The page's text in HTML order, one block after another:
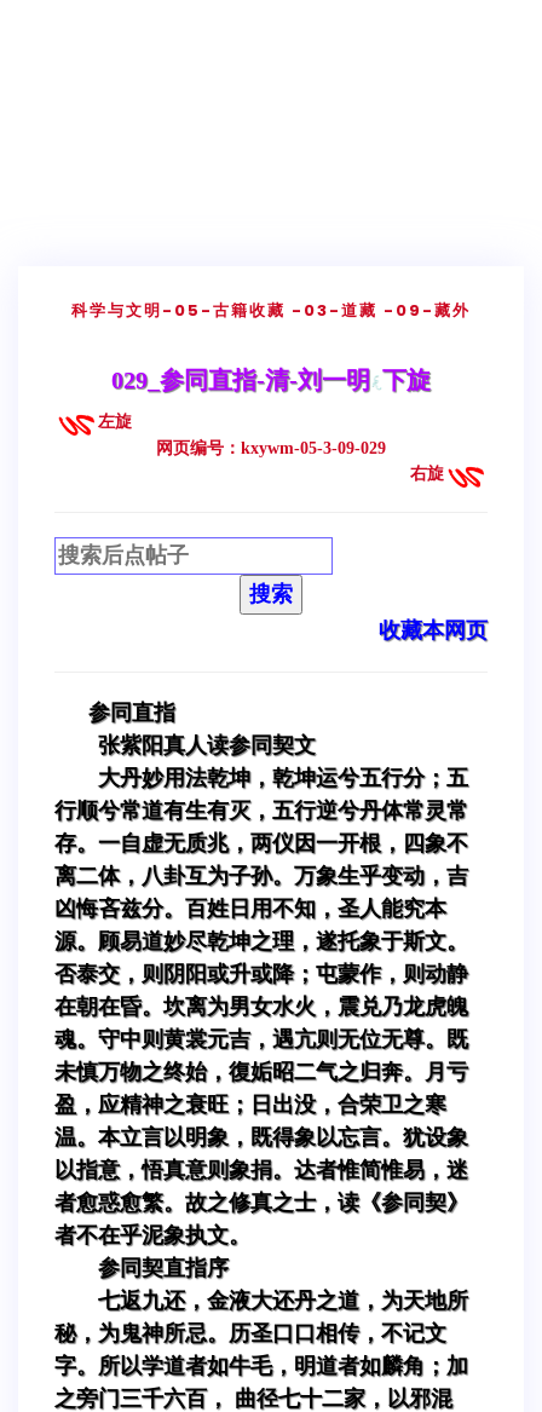
科学与文明-05-古籍收藏 -03-道藏 -09-藏外
029_参同直指-清-刘一明 下旋
左旋
网页编号：kxywm-05-3-09-029
右旋
搜索
收藏本网页
参同直指
张紫阳真人读参同契文
大丹妙用法乾坤，乾坤运兮五行分；五
行顺兮常道有生有灭，五行逆兮丹体常灵常
存。一自虚无质兆，两仪因一开根，四象不
离二体，八卦互为子孙。万象生乎变动，吉
凶悔吝兹分。百姓日用不知，圣人能究本
源。顾易道妙尽乾坤之理，遂托象于斯文。
否泰交，则阴阳或升或降；屯蒙作，则动静
在朝在昏。坎离为男女水火，震兑乃龙虎魄
魂。守中则黄裳元吉，遇亢则无位无尊。既
未慎万物之终始，復姤昭二气之归奔。月亏
盈，应精神之衰旺；日出没，合荣卫之寒
温。本立言以明象，既得象以忘言。犹设象
以指意，悟真意则象捐。达者惟简惟易，迷
者愈惑愈繁。故之修真之士，读《参同契》
者不在乎泥象执文。
参同契直指序
七返九还，金液大还丹之道，为天地所
秘，为鬼神所忌。历圣口口相传，不记文
字。所以学道者如牛毛，明道者如麟角；加
之旁门三千六百， 曲径七十二家，以邪混